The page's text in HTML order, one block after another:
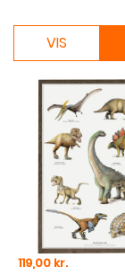
VIS
Pris
119,00 kr.